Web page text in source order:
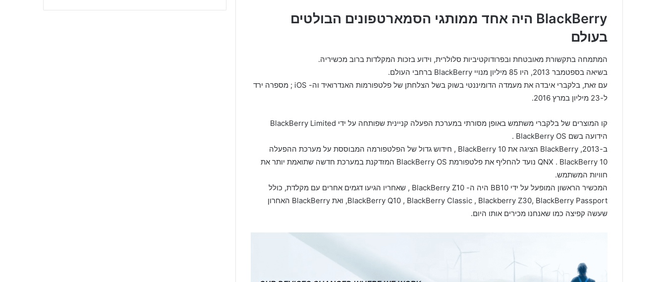
BlackBerry היה אחד ממותגי הסמארטפונים הבולטים
בעולם
המתמחה בתקשורת מאובטחת ובפרודוקטיביות סלולרית, וידוע בזכות המקלדות ברוב מכשיריה.
בשיאה בספטמבר 2013, היו 85 מיליון מנויי BlackBerry ברחבי העולם.
עם זאת, בלקברי איבדה את מעמדה הדומיננטי בשוק בשל הצלחתן של פלטפורמות האנדרואיד וה- iOS ; מספרה ירד
ל-23 מיליון במרץ 2016.
קו המוצרים של בלקברי משתמש באופן מסורתי במערכת הפעלה קניינית שפותחה על ידי BlackBerry Limited
הידועה בשם BlackBerry OS .
ב-2013, BlackBerry הציגה את BlackBerry 10 , חידוש גדול של הפלטפורמה המבוססת על מערכת ההפעלה
QNX . BlackBerry 10 נועד להחליף את פלטפורמת BlackBerry OS המזדקנת במערכת חדשה שתואמת יותר את
חוויות המשתמש.
המכשיר הראשון המופעל על ידי BB10 היה ה- BlackBerry Z10 , שאחריו הגיעו דגמים אחרים עם מקלדת, כולל
BlackBerry Q10 , BlackBerry Classic , Blackberry Z30, BlackBerry Passport, ואת BlackBerry האחרון
שעשה קפיצה כמו שאנחנו מכירים אותו היום.